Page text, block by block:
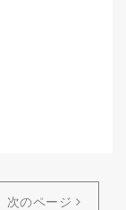
次のページ